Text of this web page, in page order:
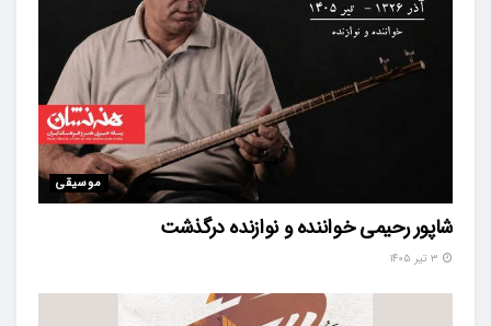
موسیقی
شاپور رحیمی خواننده و نوازنده درگذشت